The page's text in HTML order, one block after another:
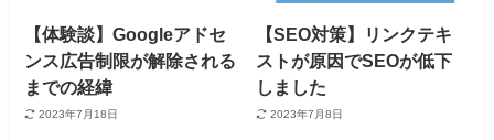
【体験談】Googleアドセ
ンス広告制限が解除される
までの経緯
2023年7月18日
【SEO対策】リンクテキ
ストが原因でSEOが低下
しました
2023年7月8日